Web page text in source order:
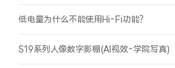
低电量为什么不能使用Hi-Fi功能？
S19系列人像数字影棚(AI视效-学院写真)